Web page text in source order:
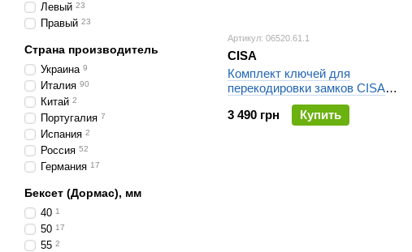
Артикул: 06520.61.1
CISA
Комплект ключей для
перекодировки замков CISA
06520.61.1 (длинный ключ)
3 490 грн
Купить
Левый 23
Правый 23
Страна производитель
Украина 9
Италия 90
Китай 2
Португалия 7
Испания 2
Россия 52
Германия 17
Бексет (Дормас), мм
40 1
50 17
55 2